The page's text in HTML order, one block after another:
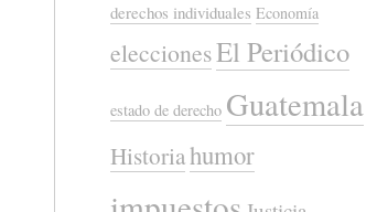
derechos individuales Economía
eleccionesEl Periódico
estado de derecho Guatemala
Historiahumor